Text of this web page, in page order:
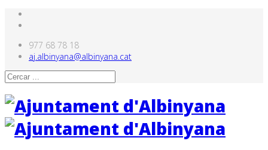
977 68 78 18
aj.albinyana@albinyana.cat